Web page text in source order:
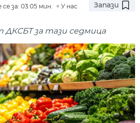
за: 03:05 мин. У нас Запази
за тази седмица